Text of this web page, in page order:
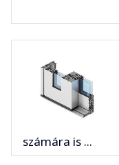
számára is ...